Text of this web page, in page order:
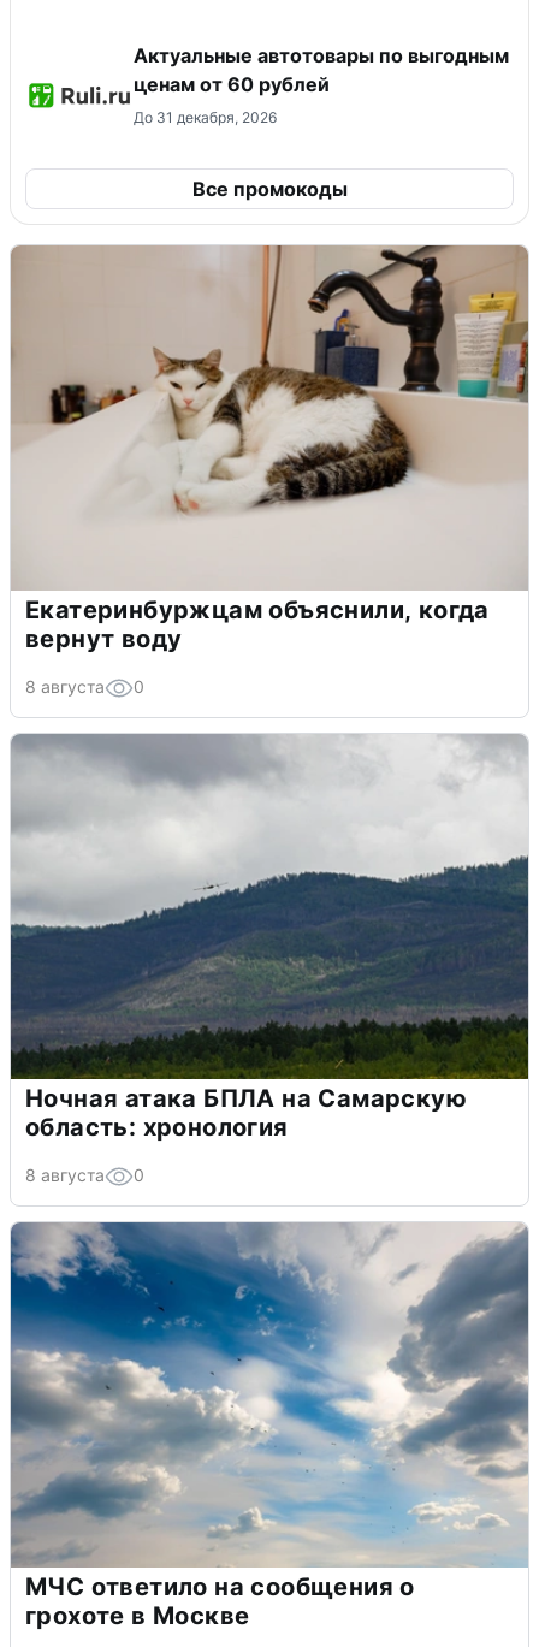
Актуальные автотовары по выгодным
ценам от 60 рублей
До 31 декабря, 2026
Все промокоды
Екатеринбуржцам объяснили, когда
вернут воду
8 августа 0
Ночная атака БПЛА на Самарскую
область: хронология
8 августа 0
МЧС ответило на сообщения о
грохоте в Москве